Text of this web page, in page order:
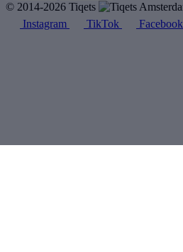
© 2014-2026 Tiqets
Instagram
TikTok Facebook